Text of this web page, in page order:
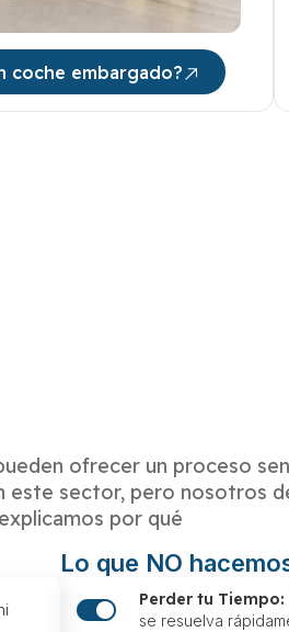
coche embargado?
ofrecer un proceso
sector, pero nosotros
por qué
Lo que NO
Perder tu Tiempo:
se resuelva